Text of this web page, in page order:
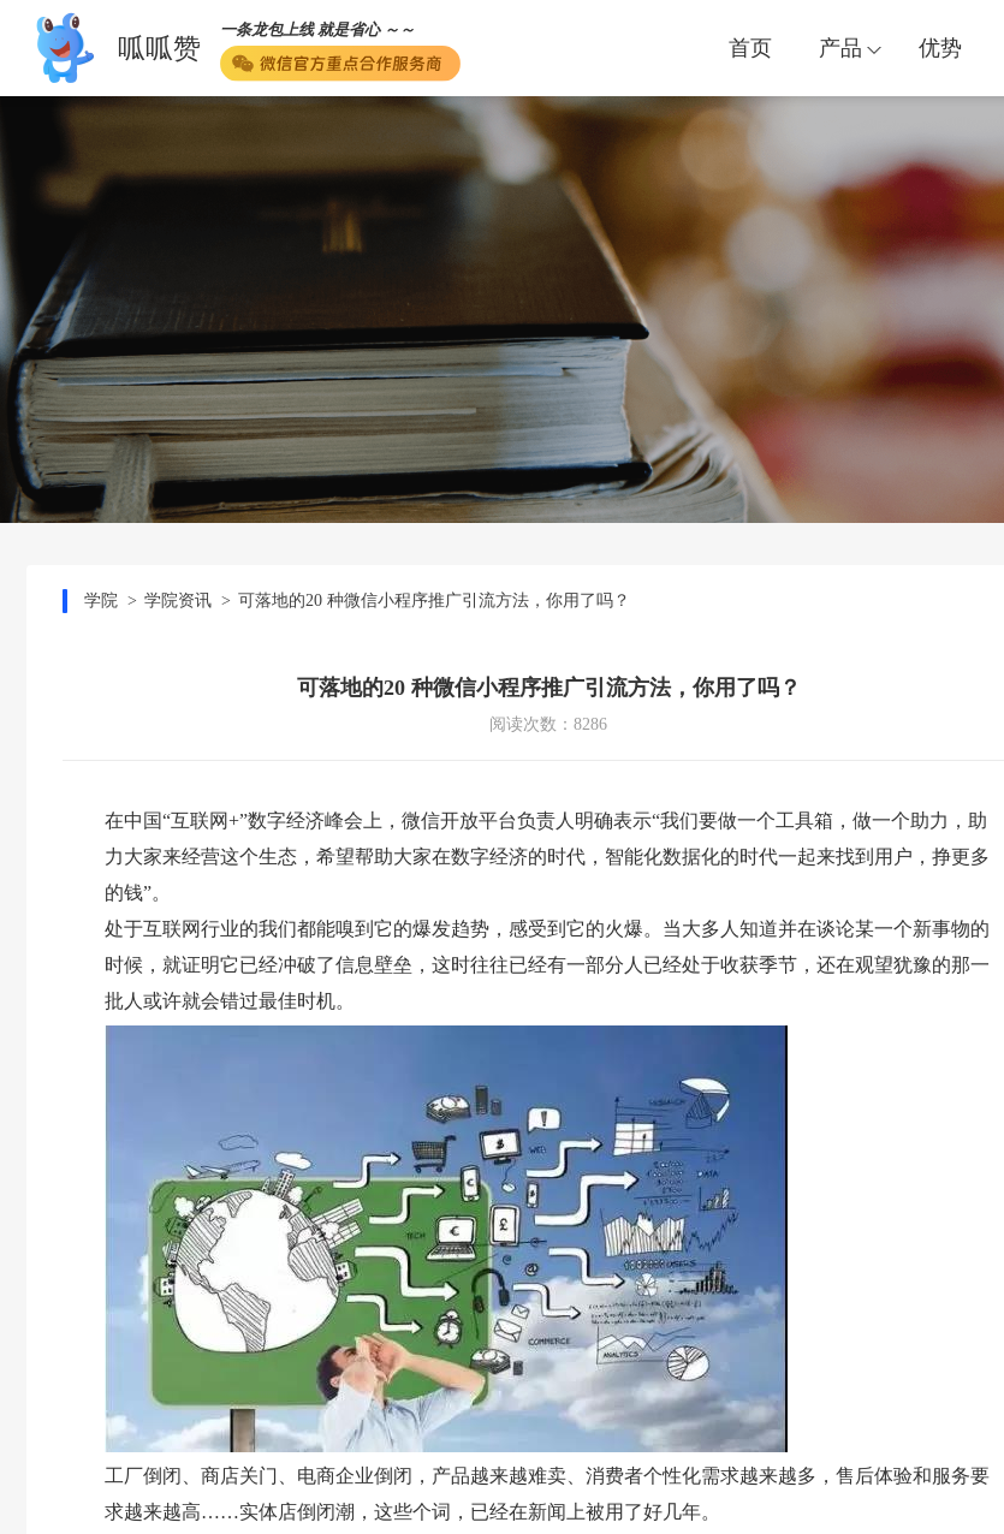
呱呱赞
一条龙包上线 就是省心 ～～
首页 产品 优势
学院 学院资讯 可落地的20 种微信小程序推广引流方法，你用了吗？
可落地的20 种微信小程序推广引流方法，你用了吗？
阅读次数：8286
在中国“互联网+”数字经济峰会上，微信开放平台负责人明确表示“我们要做一个工具箱，做一个助力，助
力大家来经营这个生态，希望帮助大家在数字经济的时代，智能化数据化的时代一起来找到用户，挣更多
的钱”。
处于互联网行业的我们都能嗅到它的爆发趋势，感受到它的火爆。当大多人知道并在谈论某一个新事物的
时候，就证明它已经冲破了信息壁垒，这时往往已经有一部分人已经处于收获季节，还在观望犹豫的那一
批人或许就会错过最佳时机。
工厂倒闭、商店关门、电商企业倒闭，产品越来越难卖、消费者个性化需求越来越多，售后体验和服务要
求越来越高……实体店倒闭潮，这些个词，已经在新闻上被用了好几年。